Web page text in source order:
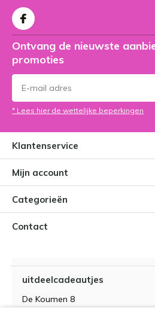
Ontvang de nieuwste
promoties
* Lees hier de wettelijke beperkingen
Klantenservice
Mijn account
Categorieën
Contact
uitdeelcadeautjes
De Koumen 8